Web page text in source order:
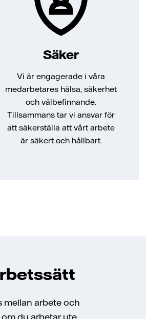
Säker
Vi är engagerade i våra
medarbetares hälsa, säkerhet
och välbefinnande.
Tillsammans tar vi ansvar för
att säkerställa att vårt arbete
är säkert och hållbart.
mellan arbete och
du arbetar ute